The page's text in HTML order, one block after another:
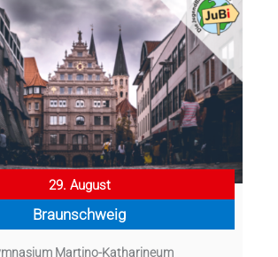
29. August
Braunschweig
Martino-Katharineum